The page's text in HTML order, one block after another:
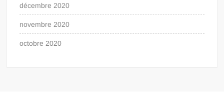
décembre 2020
novembre 2020
octobre 2020